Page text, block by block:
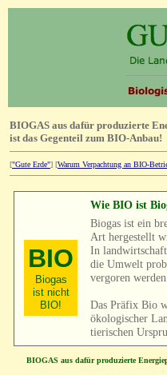
BIOGAS aus dafür produzierte
ist das Gegenteil zum BIO-Anbau!
["Gute Erde"] [Warum Verpachtung an BIO-
Wie BIO ist
BIO
Biogas
ist nicht
BIO!
Biogas ist ein
Art hergestellt
In
die Umwelt
vergoren werden.
Das Präfix Bio
ökologischer
tierischen
BIOGAS aus dafür produzierte